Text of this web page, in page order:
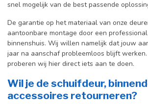
snel mogelijk van de best passende
De garantie op het materiaal van onze
aantoonbare montage door een
binnenshuis. Wij willen namelijk dat jouw
jaar na aanschaf probleemloos blijft
proberen wij hier direct iets aan te doen.
Wil je de schuifdeur,
accessoires retourneren?